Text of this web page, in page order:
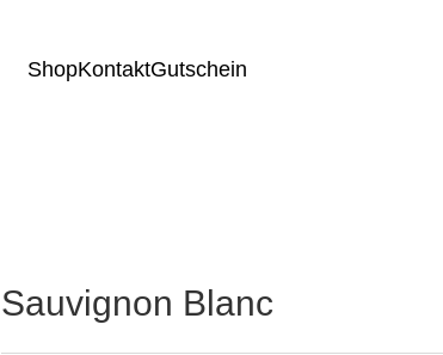
ShopKontaktGutschein
Sauvignon Blanc